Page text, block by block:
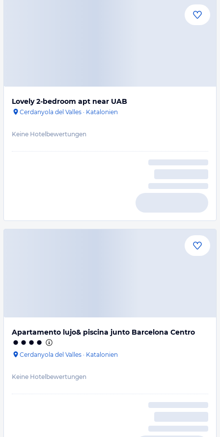
Lovely 2-bedroom apt near UAB
Cerdanyola del Valles · Katalonien
Keine Hotelbewertungen
Apartamento lujo& piscina junto Barcelona Centro
Cerdanyola del Valles · Katalonien
Keine Hotelbewertungen